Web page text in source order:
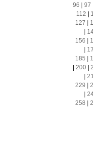
96
97
112
127
156
185
200|
229
258